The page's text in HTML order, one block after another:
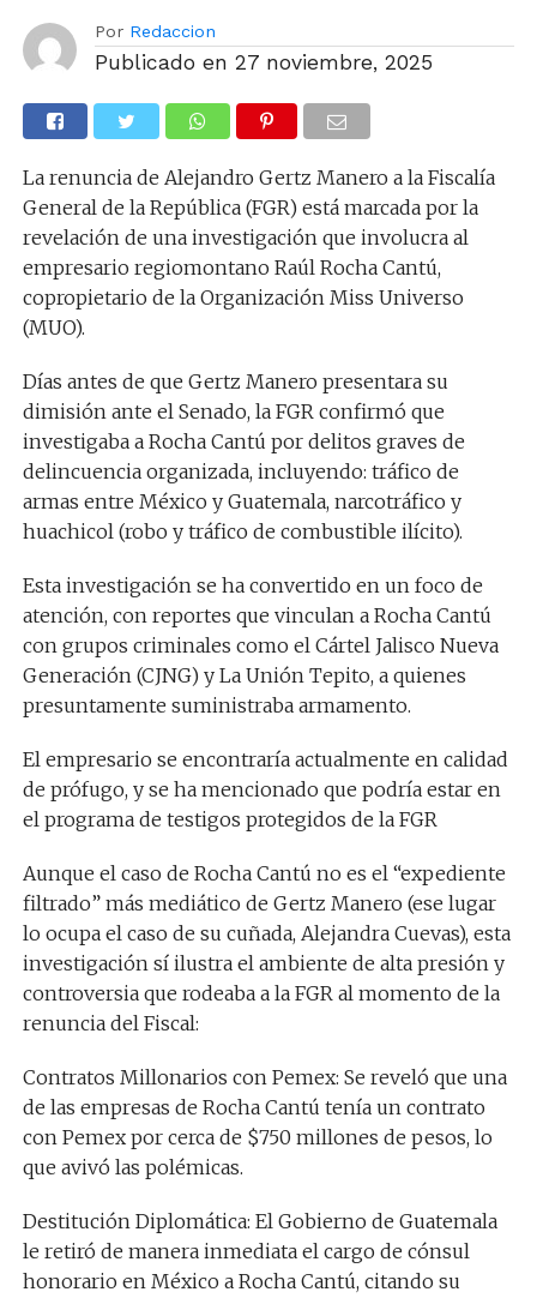
Por Redaccion
Publicado en 27 noviembre, 2025
La renuncia de Alejandro Gertz Manero a la Fiscalía
General de la República (FGR) está marcada por la
revelación de una investigación que involucra al
empresario regiomontano Raúl Rocha Cantú,
copropietario de la Organización Miss Universo
(MUO).
Días antes de que Gertz Manero presentara su
dimisión ante el Senado, la FGR confirmó que
investigaba a Rocha Cantú por delitos graves de
delincuencia organizada, incluyendo: tráfico de
armas entre México y Guatemala, narcotráfico y
huachicol (robo y tráfico de combustible ilícito).
Esta investigación se ha convertido en un foco de
atención, con reportes que vinculan a Rocha Cantú
con grupos criminales como el Cártel Jalisco Nueva
Generación (CJNG) y La Unión Tepito, a quienes
presuntamente suministraba armamento.
El empresario se encontraría actualmente en calidad
de prófugo, y se ha mencionado que podría estar en
el programa de testigos protegidos de la FGR
Aunque el caso de Rocha Cantú no es el “expediente
filtrado” más mediático de Gertz Manero (ese lugar
lo ocupa el caso de su cuñada, Alejandra Cuevas), esta
investigación sí ilustra el ambiente de alta presión y
controversia que rodeaba a la FGR al momento de la
renuncia del Fiscal:
Contratos Millonarios con Pemex: Se reveló que una
de las empresas de Rocha Cantú tenía un contrato
con Pemex por cerca de $750 millones de pesos, lo
que avivó las polémicas.
Destitución Diplomática: El Gobierno de Guatemala
le retiró de manera inmediata el cargo de cónsul
honorario en México a Rocha Cantú, citando su